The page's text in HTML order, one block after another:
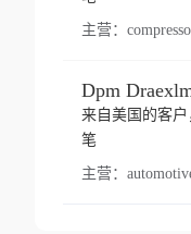
主营：
来自美国的客
笔
主营：